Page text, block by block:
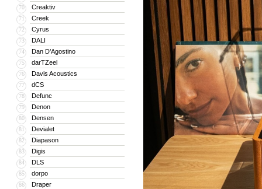
70 Creaktiv
71 Creek
72 Cyrus
73 DALI
74 Dan D’Agostino
75 darTZeel
76 Davis Acoustics
77 dCS
78 Defunc
79 Denon
80 Densen
81 Devialet
82 Diapason
83 Digis
84 DLS
85 dorpo
86 Draper